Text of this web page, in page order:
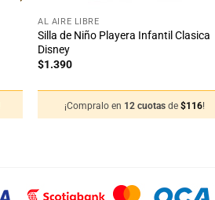
AL AIRE LIBRE
Silla de Niño Playera Infantil Clasica
Disney
$1.390
¡Compralo en 12 cuotasde$116!